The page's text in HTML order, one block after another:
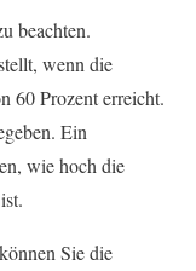
beachten.
wenn die
60 Prozent erreicht.
Ein
wie hoch die
Sie die